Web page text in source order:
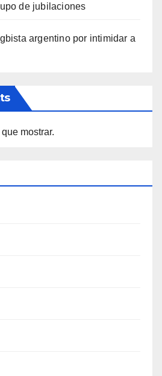
de jubilaciones
argentino por intimidar a
mostrar.